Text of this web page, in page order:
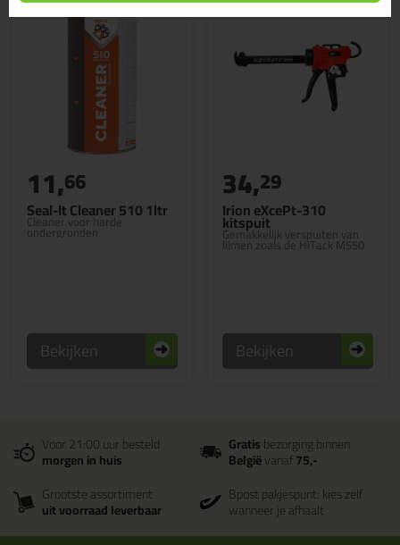
Seal-It Cleaner 510 1ltr
Cleaner voor harde
ondergronden
11,66
Bekijken
Irion eXcePt-310
kitspuit
Gemakkelijk verspuiten van
lijmen zoals de HiTack M550
34,29
Bekijken
Voor 21:00 uur besteld
morgen in huis
Gratisbezorging binnen
Belgiëvanaf75,-
Grootste assortiment
uit voorraad leverbaar
Bpost pakjespunt: kies zelf
wanneer je afhaalt